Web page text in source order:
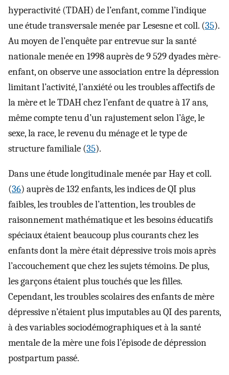
hyperactivité (TDAH) de l’enfant, comme l’indique
une étude transversale menée par Lesesne et coll. (35).
Au moyen de l’enquête par entrevue sur la santé
nationale menée en 1998 auprès de 9 529 dyades mère-
enfant, on observe une association entre la dépression
limitant l’activité, l’anxiété ou les troubles affectifs de
la mère et le TDAH chez l’enfant de quatre à 17 ans,
même compte tenu d’un rajustement selon l’âge, le
sexe, la race, le revenu du ménage et le type de
structure familiale (35).
Dans une étude longitudinale menée par Hay et coll.
(36) auprès de 132 enfants, les indices de QI plus
faibles, les troubles de l’attention, les troubles de
raisonnement mathématique et les besoins éducatifs
spéciaux étaient beaucoup plus courants chez les
enfants dont la mère était dépressive trois mois après
l’accouchement que chez les sujets témoins. De plus,
les garçons étaient plus touchés que les filles.
Cependant, les troubles scolaires des enfants de mère
dépressive n’étaient plus imputables au QI des parents,
à des variables sociodémographiques et à la santé
mentale de la mère une fois l’épisode de dépression
postpartum passé.